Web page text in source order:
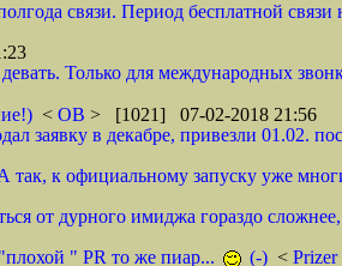
связи. Период бесплатной связи
Только для международных
< ОВ > [1021] 07-02-2018 21:56
заявку в декабре, привезли 01.02.
к официальному запуску уже
от дурного имиджа гораздо сложнее,
" PR то же пиар...
(-) < Prizer